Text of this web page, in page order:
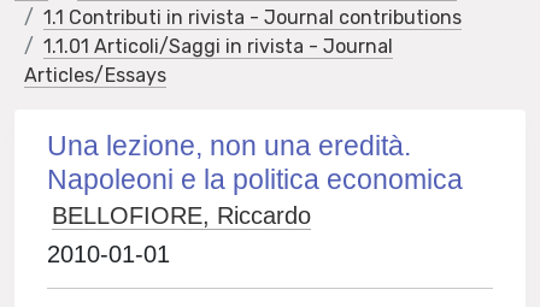
1.1 Contributi in rivista - Journal contributions
1.1.01 Articoli/Saggi in rivista - Journal
Articles/Essays
Una lezione, non una eredità.
Napoleoni e la politica economica
BELLOFIORE, Riccardo
2010-01-01